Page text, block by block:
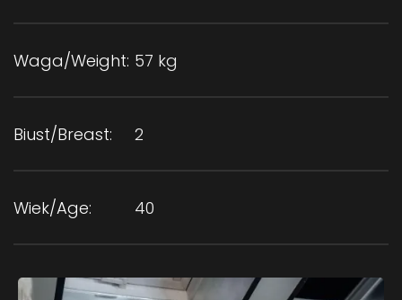
Waga/Weight: 57 kg
Biust/Breast: 2
Wiek/Age: 40